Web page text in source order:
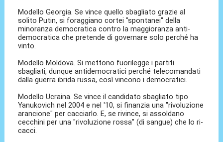
Modello Georgia. Se vince quello sbagliato grazie al
solito Putin, si foraggiano cortei "spontanei" della
minoranza democratica contro la maggioranza anti-
democratica che pretende di governare solo perché ha
vinto.
Modello Moldova. Si mettono fuorilegge i partiti
sbagliati, dunque antidemocratici perché telecomandati
dalla guerra ibrida russa, così vincono i democratici.
Modello Ucraina. Se vince il candidato sbagliato tipo
Yanukovich nel 2004 e nel '10, si finanzia una "rivoluzione
arancione" per cacciarlo. E, se rivince, si assoldano
cecchini per una "rivoluzione rossa" (di sangue) che lo ri-
cacci.